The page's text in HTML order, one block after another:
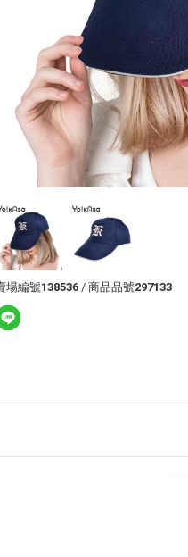
場編號138536 / 商品品號297133